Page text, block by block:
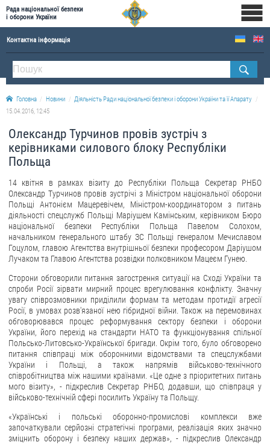
Рада національної безпеки
і оборони України
Контактна інформація
ПРО РНБОУ
Склад Ради національної безпеки і оборони України
Апарат Ради національної безпеки і оборони України
Історична довідка про діяльність Ради національної безпеки і оборони України
ОФІЦІЙНІ ДОКУМЕНТИ
Новини
Drone Deals
Фотогалерея
ЗВЕРНЕННЯ ГРОМАДЯН
Звернення громадян
Електронне звернення
ДОСТУП ДО ПУБЛІЧНОЇ ІНФОРМАЦІЇ
Організація доступу до публічної інформації
Запит на отримання публічної інформації
Облік публічної інформації
Питання запобігання корупції
Головна Новини
Діяльність Ради національної безпеки і оборони України та її Апарату
15.04.2016, 12:45
Олександр Турчинов провів зустріч з
керівниками силового блоку Республіки
Польща
14 квітня в рамках візиту до Республіки Польща Секретар РНБО
Олександр Турчинов провів зустрічі з Міністром національної оборони
Польщі Антонієм Мацеревічем, Міністром-координатором з питань
діяльності спецслужб Польщі Маріушем Камінським, керівником Бюро
національної безпеки Республіки Польща Павелом Солохом,
начальником генерального штабу ЗС Польщі генералом Мечиславом
Гоцулом, главою Агентства внутрішньої безпеки професором Даріушом
Лучаком та Главою Агентства розвідки полковником Мацеєм Гунею.
Сторони обговорили питання загострення ситуації на Сході України та
спроби Росії зірвати мирний процес врегулювання конфлікту. Значну
увагу співрозмовники приділили формам та методам протидії агресії
Росії, в умовах розв'язаної нею гібридної війни. Також на перемовинах
обговорювався процес реформування сектору безпеки і оборони
України, його перехід на стандарти НАТО та функціонування спільної
Польсько-Литовсько-Української бригади. Окрім того, було обговорено
питання співпраці між оборонними відомствами та спецслужбами
України і Польщі, а також напрямів військово-технічного
співробітництва між нашими країнами. «Це одне з пріоритетних питань
мого візиту», - підкреслив Секретар РНБО, додавши, що співпраця у
військово-технічній сфері посилить Україну та Польщу.
«Українські і польські оборонно-промислові комплекси вже
започаткували серйозні стратегічні програми, реалізація яких значно
зміцнить оборону і безпеку наших держав», - підкреслив Олександр